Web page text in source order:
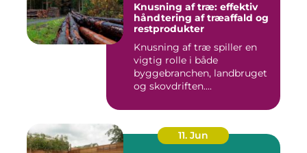
Knusning af træ: effektiv
håndtering af træaffald og
restprodukter
Knusning af træ spiller en
vigtig rolle i både
byggebranchen, landbruget
og skovdriften....
11. Jun